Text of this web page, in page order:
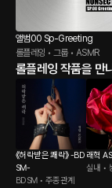
앨범00 Sp-Greeting
롤플레잉 • 그룹 • ASMR
롤플레잉 작품을 만
《허락받은 쾌락》 -BD
SM-
BDSM • 주종관계
래혁
실내 •